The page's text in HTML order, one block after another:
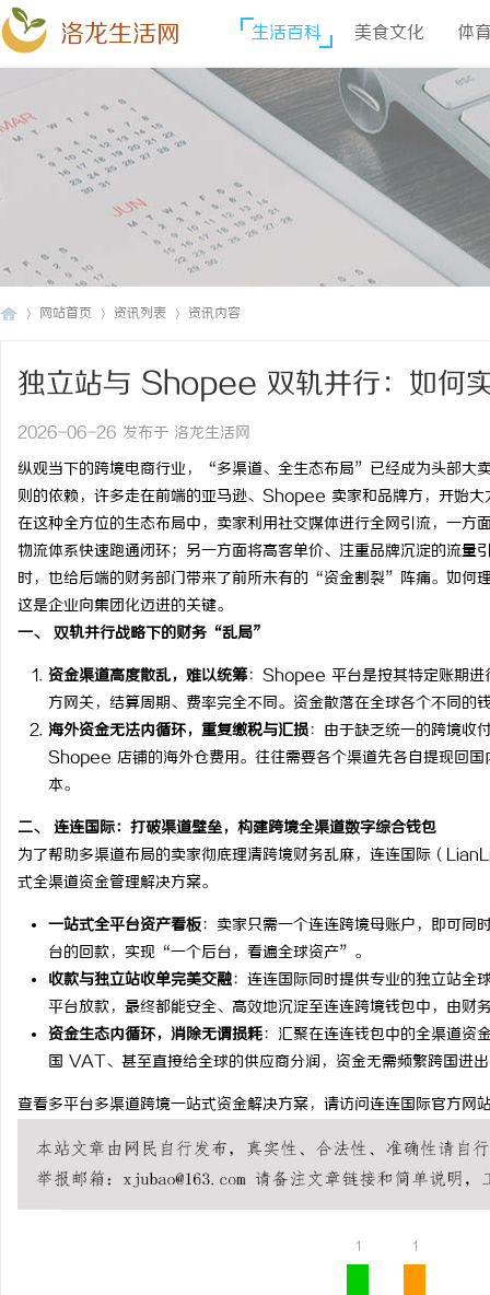
洛龙生活网 生活百科 美食文化 体
网站首页 资讯列表 资讯内容
独立站与 Shopee 双轨并行：如何
2026-06-26 发布于 洛龙生活网
纵观当下的跨境电商行业，“多渠道、全生态布局”已经成为头部大
则的依赖，许多走在前端的亚马逊、Shopee 卖家和品牌方，开始
在这种全方位的生态布局中，卖家利用社交媒体进行全网引流，一
物流体系快速跑通闭环；另一方面将高客单价、注重品牌沉淀的流
时，也给后端的财务部门带来了前所未有的“资金割裂”阵痛。如何
这是企业向集团化迈进的关键。
一、 双轨并行战略下的财务“乱局”
资金渠道高度散乱，难以统筹：Shopee 平台是按其特定账期进
方网关，结算周期、费率完全不同。资金散落在全球各个不同的
海外资金无法内循环，重复缴税与汇损：由于缺乏统一的跨境收
Shopee 店铺的海外仓费用。往往需要各个渠道先各自提现回
本。
二、 连连国际：打破渠道壁垒，构建跨境全渠道数字综合钱包
为了帮助多渠道布局的卖家彻底理清跨境财务乱麻，连连国际（
式全渠道资金管理解决方案。
一站式全平台资产看板：卖家只需一个连连跨境母账户，即可同
台的回款，实现“一个后台，看遍全球资产”。
收款与独立站收单完美交融：连连国际同时提供专业的独立站
平台放款，最终都能安全、高效地沉淀至连连跨境钱包中，由财
资金生态内循环，消除无谓损耗：汇聚在连连钱包中的全渠道资
国 VAT、甚至直接给全球的供应商分润，资金无需频繁跨国进
查看多平台多渠道跨境一站式资金解决方案，请访问连连国际官方网
1 1
锡条，焊锡球，焊锡丝
6337锡条，巨一，焊锡